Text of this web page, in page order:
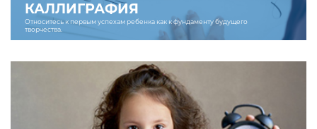
КАЛЛИГРАФИЯ
Относитесь к первым успехам ребенка как к фундаменту будущего
творчества.